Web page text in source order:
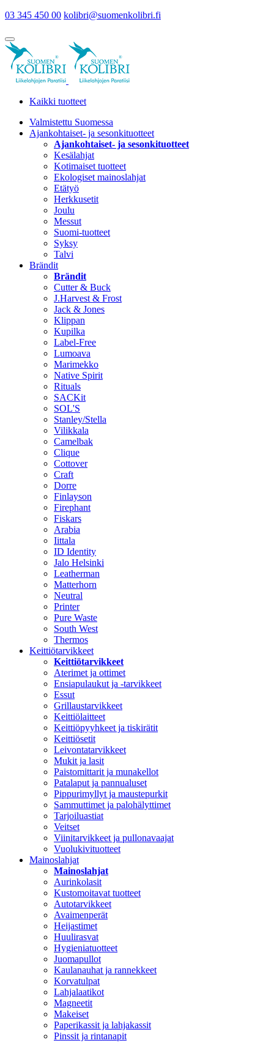
03 345 450 00 kolibri@suomenkolibri.fi
Kaikki tuotteet
Valmistettu Suomessa
Ajankohtaiset- ja sesonkituotteet
Ajankohtaiset- ja sesonkituotteet
Kesälahjat
Kotimaiset tuotteet
Ekologiset mainoslahjat
Etätyö
Herkkusetit
Joulu
Messut
Suomi-tuotteet
Syksy
Talvi
Brändit
Brändit
Cutter & Buck
J.Harvest & Frost
Jack & Jones
Klippan
Kupilka
Label-Free
Lumoava
Marimekko
Native Spirit
Rituals
SACKit
SOL'S
Stanley/Stella
Vilikkala
Camelbak
Clique
Cottover
Craft
Dorre
Finlayson
Firephant
Fiskars
Arabia
Iittala
ID Identity
Jalo Helsinki
Leatherman
Matterhorn
Neutral
Printer
Pure Waste
South West
Thermos
Keittiötarvikkeet
Keittiötarvikkeet
Aterimet ja ottimet
Ensiapulaukut ja -tarvikkeet
Essut
Grillaustarvikkeet
Keittiölaitteet
Keittiöpyyhkeet ja tiskirätit
Keittiösetit
Leivontatarvikkeet
Mukit ja lasit
Paistomittarit ja munakellot
Patalaput ja pannualuset
Pippurimyllyt ja maustepurkit
Sammuttimet ja palohälyttimet
Tarjoiluastiat
Veitset
Viinitarvikkeet ja pullonavaajat
Vuolukivituotteet
Mainoslahjat
Mainoslahjat
Aurinkolasit
Kustomoitavat tuotteet
Autotarvikkeet
Avaimenperät
Heijastimet
Huulirasvat
Hygieniatuotteet
Juomapullot
Kaulanauhat ja rannekkeet
Korvatulpat
Lahjalaatikot
Magneetit
Makeiset
Paperikassit ja lahjakassit
Pinssit ja rintanapit